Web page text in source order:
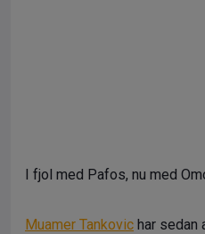
I fjol med Pafos, nu med
Muamer Tankovic har sedan